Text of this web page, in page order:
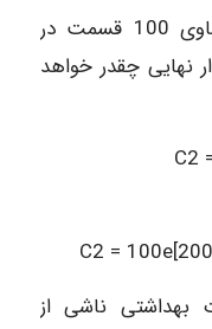
اگر در مثال بالا غلظت اولیه مساوی 100 قسمت در
60 دقیقه مقدار نهایی چقدر خواهد
C2
C2 =
بهداشتی ناشی از